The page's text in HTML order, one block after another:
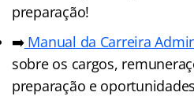
preparação!
➡️Manual da Carreira
sobre os cargos,
preparação e